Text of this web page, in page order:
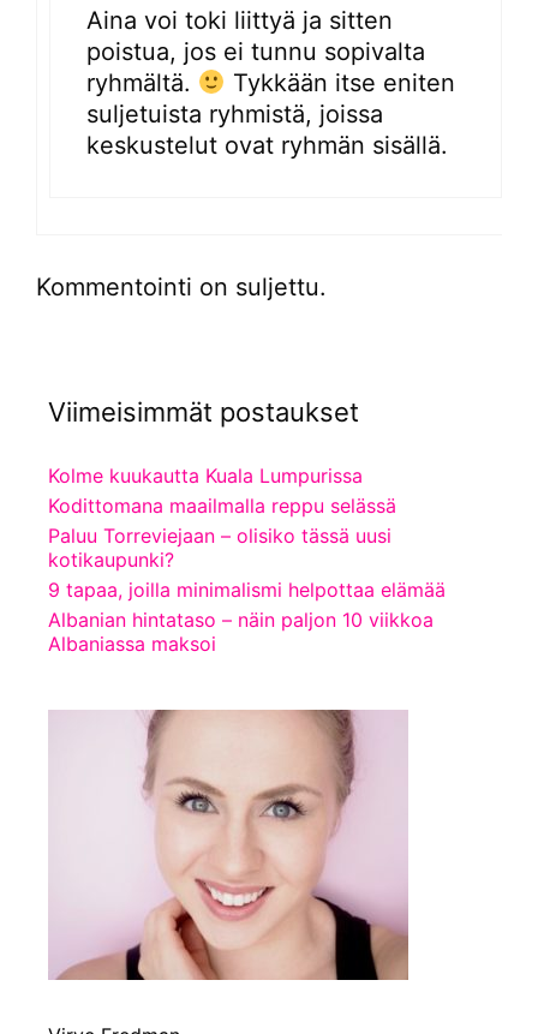
Aina voi toki liittyä ja sitten
poistua, jos ei tunnu sopivalta
ryhmältä.
Tykkään itse eniten
suljetuista ryhmistä, joissa
keskustelut ovat ryhmän sisällä.
Kommentointi on suljettu.
Viimeisimmät postaukset
Kolme kuukautta Kuala Lumpurissa
Kodittomana maailmalla reppu selässä
Paluu Torreviejaan – olisiko tässä uusi
kotikaupunki?
9 tapaa, joilla minimalismi helpottaa elämää
Albanian hintataso – näin paljon 10 viikkoa
Albaniassa maksoi